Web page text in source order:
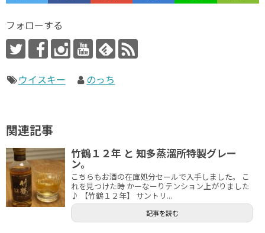
フォローする
ウイスキー のっち
関連記事
竹鶴１２年 と 知多蒸溜所特製グレー
ン。
こちらもお酒の在庫処分セールで入手しました。 こ
れを見つけた時 かーなーりテンション上がりました
♪ 【竹鶴１２年】 サントリ...
記事を読む